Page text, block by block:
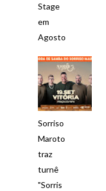
Stage
em
Agosto
Sorriso
Maroto
traz
turnê
"Sorris